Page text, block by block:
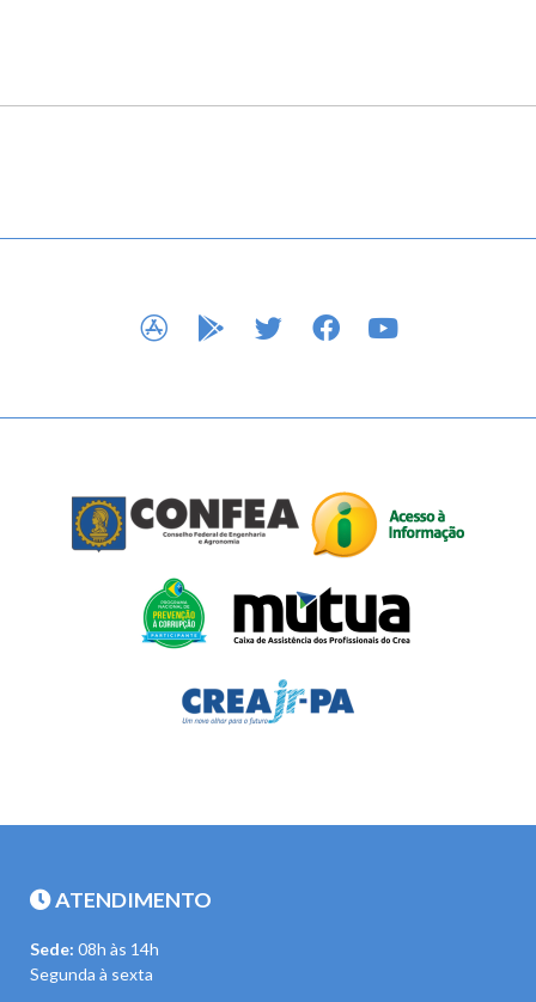
APP STOREGOOGLE PLAY
TWITTERFACEBOOK
ATENDIMENTO
Sede: 08h às 14h
Segunda à sexta